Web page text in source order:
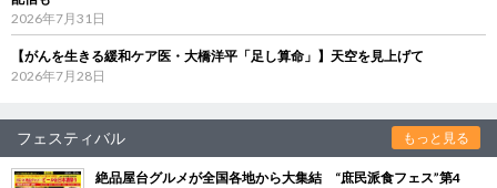
2026年7月31日
【がんを生きる緩和ケア医・大橋洋平「足し算命」】天空を見上げて
2026年7月28日
フェスティバル もっと見る
絶品屋台グルメが全国各地から大集結 “庶民派食フェス”第4